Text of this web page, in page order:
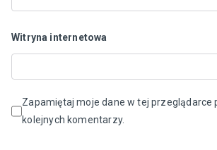
Witryna internetowa
Zapamiętaj moje dane w tej przeglądarce
kolejnych komentarzy.